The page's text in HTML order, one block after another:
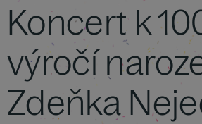
Koncert k
výročí
Zdeňka